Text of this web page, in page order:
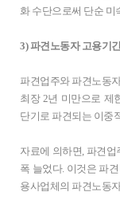
화 수단으로써 단순 미
3) 파견노동자 고용기
파견업주와 파견노동
최장 2년 미만으로 제
단기로 파견되는 이중
자료에 의하면, 파견
폭 늘었다. 이것은 파
용사업체의 파견노동